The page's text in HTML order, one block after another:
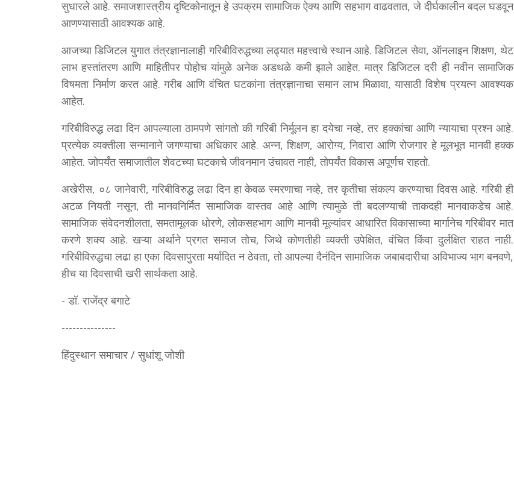
सुधारले आहे. समाजशास्त्रीय दृष्टिकोनातून हे उपक्रम सामाजिक ऐक्य आणि सहभाग वाढवतात, जे दीर्घकालीन बदल घडवून
आणण्यासाठी आवश्यक आहे.
आजच्या डिजिटल युगात तंत्रज्ञानालाही गरिबीविरुद्धच्या लढ्यात महत्त्वाचे स्थान आहे. डिजिटल सेवा, ऑनलाइन शिक्षण, थेट
लाभ हस्तांतरण आणि माहितीपर पोहोच यांमुळे अनेक अडथळे कमी झाले आहेत. मात्र डिजिटल दरी ही नवीन सामाजिक
विषमता निर्माण करत आहे. गरीब आणि वंचित घटकांना तंत्रज्ञानाचा समान लाभ मिळावा, यासाठी विशेष प्रयत्न आवश्यक
आहेत.
गरिबीविरुद्ध लढा दिन आपल्याला ठामपणे सांगतो की गरिबी निर्मूलन हा दयेचा नव्हे, तर हक्कांचा आणि न्यायाचा प्रश्न आहे.
प्रत्येक व्यक्तीला सन्मानाने जगण्याचा अधिकार आहे. अन्न, शिक्षण, आरोग्य, निवारा आणि रोजगार हे मूलभूत मानवी हक्क
आहेत. जोपर्यंत समाजातील शेवटच्या घटकाचे जीवनमान उंचावत नाही, तोपर्यंत विकास अपूर्णच राहतो.
अखेरीस, ०८ जानेवारी, गरिबीविरुद्ध लढा दिन हा केवळ स्मरणाचा नव्हे, तर कृतीचा संकल्प करण्याचा दिवस आहे. गरिबी ही
अटळ नियती नसून, ती मानवनिर्मित सामाजिक वास्तव आहे आणि त्यामुळे ती बदलण्याची ताकदही मानवाकडेच आहे.
सामाजिक संवेदनशीलता, समतामूलक धोरणे, लोकसहभाग आणि मानवी मूल्यांवर आधारित विकासाच्या मार्गानेच गरिबीवर मात
करणे शक्य आहे. खऱ्या अर्थाने प्रगत समाज तोच, जिथे कोणतीही व्यक्ती उपेक्षित, वंचित किंवा दुर्लक्षित राहत नाही.
गरिबीविरुद्धचा लढा हा एका दिवसापुरता मर्यादित न ठेवता, तो आपल्या दैनंदिन सामाजिक जबाबदारीचा अविभाज्य भाग बनवणे,
हीच या दिवसाची खरी सार्थकता आहे.
- डॉ. राजेंद्र बगाटे
---------------
हिंदुस्थान समाचार / सुधांशू जोशी